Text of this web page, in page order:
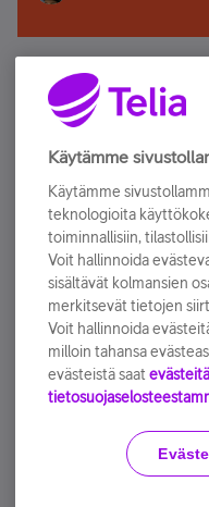
Älä jää paitsi –
Tilaa Telian uutiskirje
sähköpostiisi.
Tilaa nyt
Käyttöehdot
Käytämme
Käytämme
teknologioita
toiminnallisiin,
Voit hallinnoida
sisältävät kolmansien
merkitsevät tietojen
Voit hallinnoida
milloin tahansa
evästeistä saat